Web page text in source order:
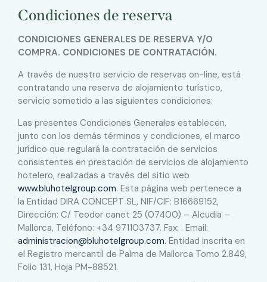
Condiciones de reserva
CONDICIONES GENERALES DE RESERVA Y/O
COMPRA. CONDICIONES DE CONTRATACIÓN.
A través de nuestro servicio de reservas on-line, está
contratando una reserva de alojamiento turístico,
servicio sometido a las siguientes condiciones:
Las presentes Condiciones Generales establecen,
junto con los demás términos y condiciones, el marco
jurídico que regulará la contratación de servicios
consistentes en prestación de servicios de alojamiento
hotelero, realizadas a través del sitio web
www.bluhotelgroup.com. Esta página web pertenece a
la Entidad DIRA CONCEPT SL, NIF/CIF: B16669152,
Dirección: C/ Teodor canet 25 (07400) – Alcudia –
Mallorca, Teléfono: +34 971103737. Fax: . Email:
administracion@bluhotelgroup.com. Entidad inscrita en
el Registro mercantil de Palma de Mallorca Tomo 2.849,
Folio 131, Hoja PM-88521.